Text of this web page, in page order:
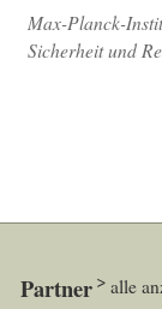
Max-Planck-
Sicherheit und
Partner alle